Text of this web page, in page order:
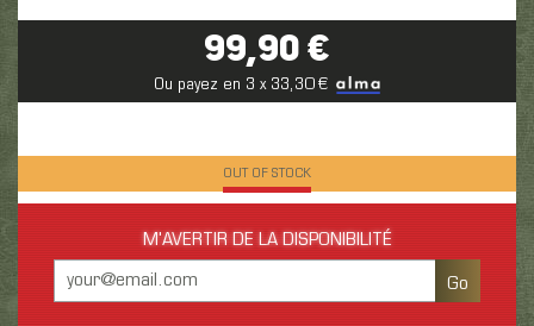
99,90 €
Ou payez en 3 x 33,30 €
OUT OF STOCK
M'AVERTIR DE LA DISPONIBILITÉ
Go